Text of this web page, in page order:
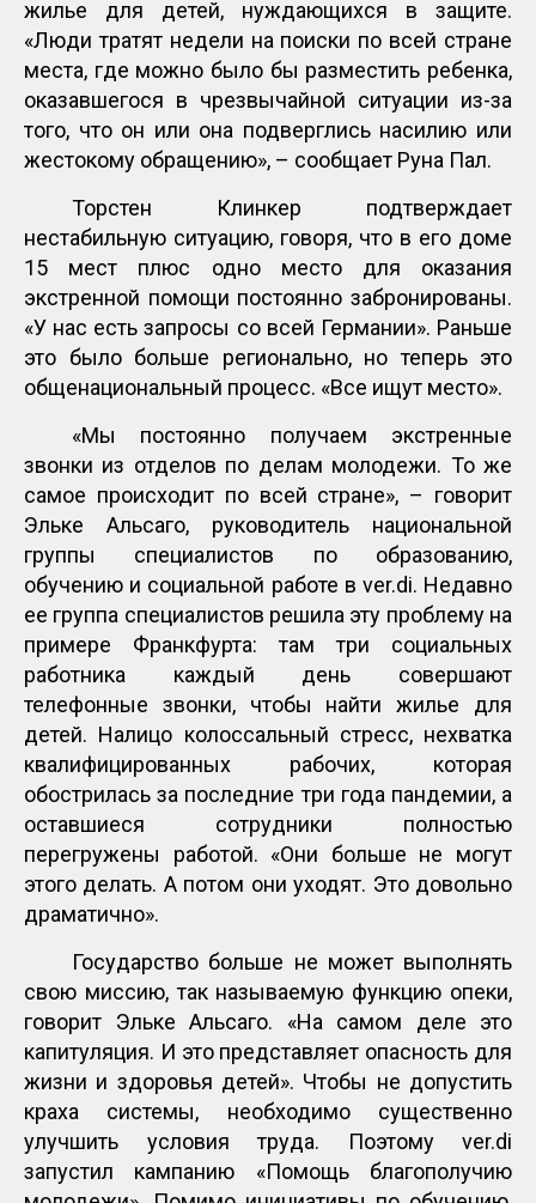
жилье для детей, нуждающихся в защите.
«Люди тратят недели на поиски по всей стране
места, где можно было бы разместить ребенка,
оказавшегося в чрезвычайной ситуации из-за
того, что он или она подверглись насилию или
жестокому обращению», – сообщает Руна Пал.
Торстен Клинкер подтверждает
нестабильную ситуацию, говоря, что в его доме
15 мест плюс одно место для оказания
экстренной помощи постоянно забронированы.
«У нас есть запросы со всей Германии». Раньше
это было больше регионально, но теперь это
общенациональный процесс. «Все ищут место».
«Мы постоянно получаем экстренные
звонки из отделов по делам молодежи. То же
самое происходит по всей стране», – говорит
Эльке Альсаго, руководитель национальной
группы специалистов по образованию,
обучению и социальной работе в ver.di. Недавно
ее группа специалистов решила эту проблему на
примере Франкфурта: там три социальных
работника каждый день совершают
телефонные звонки, чтобы найти жилье для
детей. Налицо колоссальный стресс, нехватка
квалифицированных рабочих, которая
обострилась за последние три года пандемии, а
оставшиеся сотрудники полностью
перегружены работой. «Они больше не могут
этого делать. А потом они уходят. Это довольно
драматично».
Государство больше не может выполнять
свою миссию, так называемую функцию опеки,
говорит Эльке Альсаго. «На самом деле это
капитуляция. И это представляет опасность для
жизни и здоровья детей». Чтобы не допустить
краха системы, необходимо существенно
улучшить условия труда. Поэтому ver.di
запустил кампанию «Помощь благополучию